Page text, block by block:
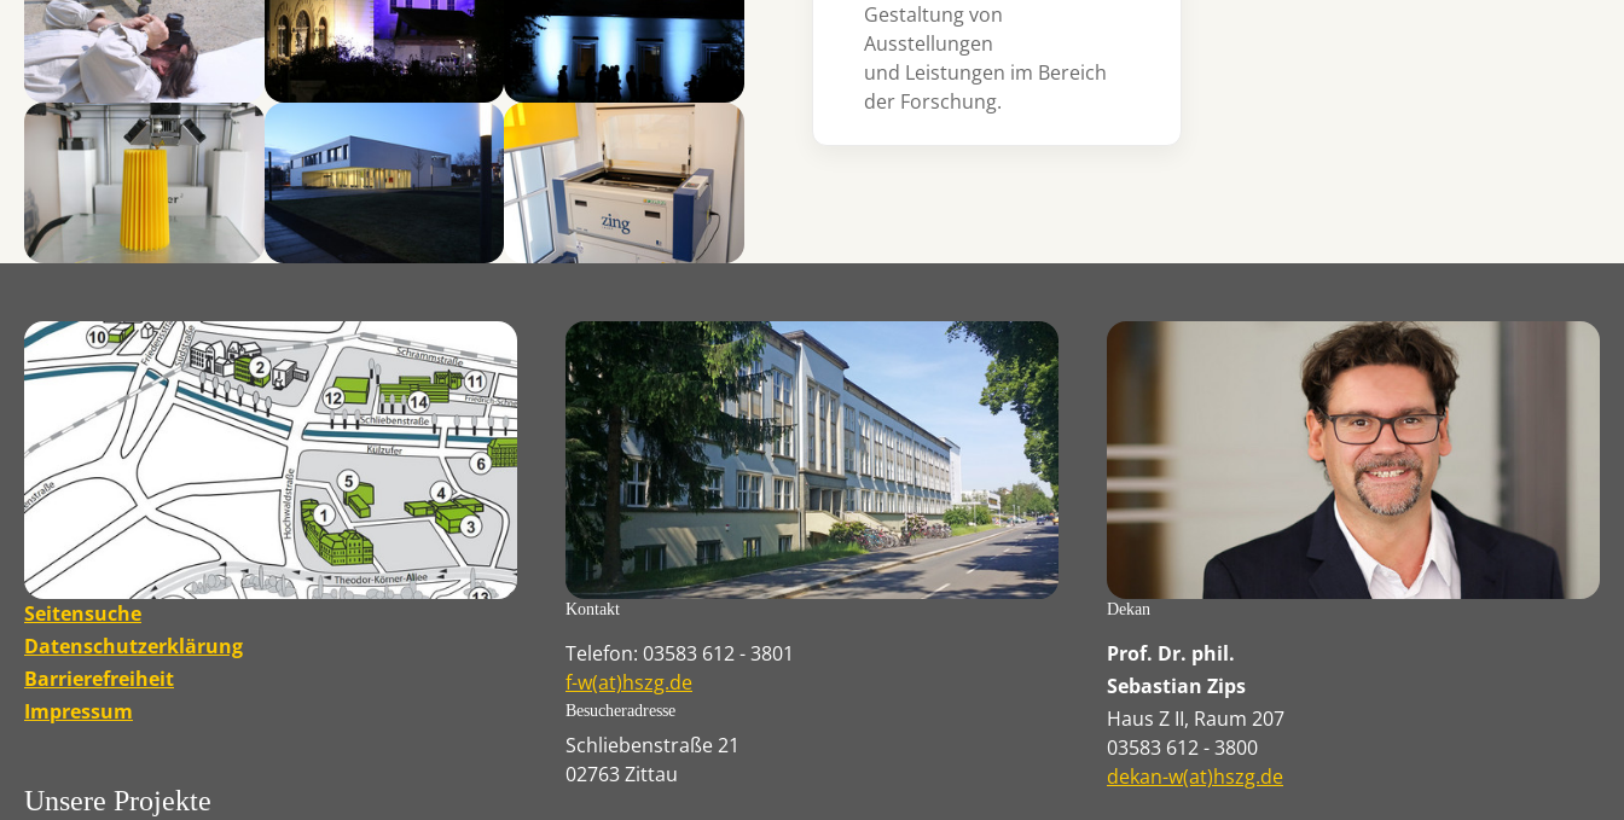
Show larger version for: Show larger version for: Show larger version for:
Gestaltung von
Ausstellungen
und Leistungen im Bereich
der Forschung.
Seitensuche
Datenschutzerklärung
Barrierefreiheit
Impressum
Unsere Projekte
Kontakt
Telefon: 03583 612 - 3801
f-w(at)hszg.de
Besucheradresse
Schliebenstraße 21
02763 Zittau
Dekan
Prof. Dr. phil.
Sebastian Zips
Haus Z II, Raum 207
03583 612 - 3800
dekan-w(at)hszg.de